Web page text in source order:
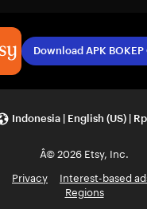
Download APK BOKEP
Indonesia | English (US) |
Â© 2026 Etsy, Inc.
Privacy Interest-based
Regions